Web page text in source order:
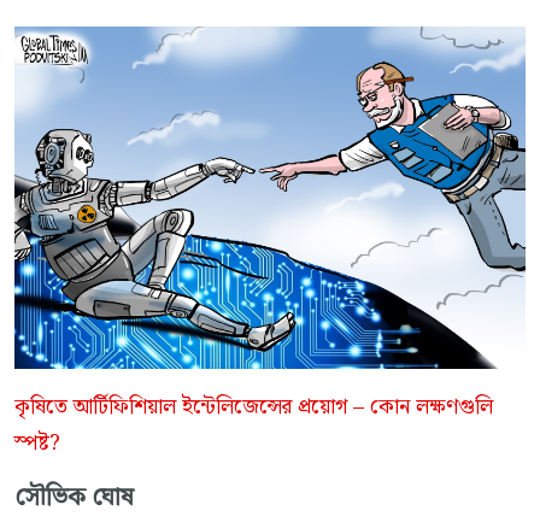
কৃষিতে আর্টিফিশিয়াল ইন্টেলিজেন্সের প্রয়োগ – কোন লক্ষণগুলি
স্পষ্ট?
সৌভিক ঘোষ